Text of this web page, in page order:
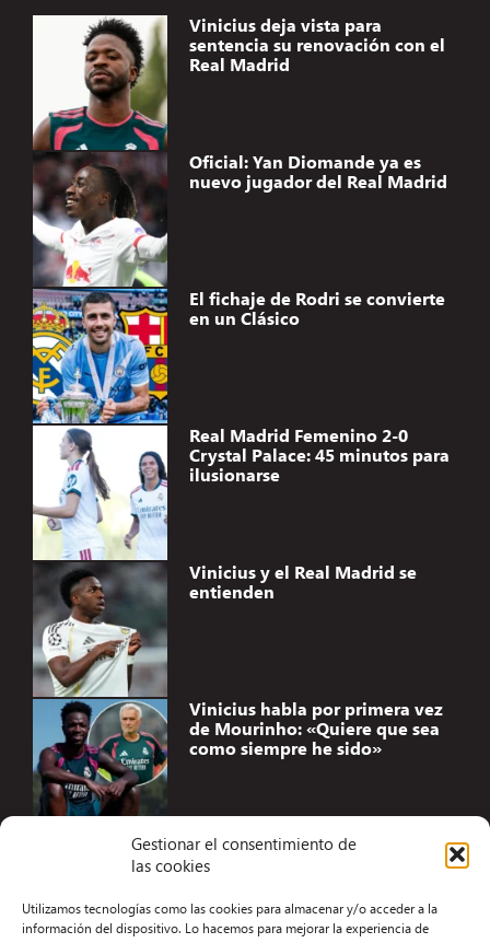
Gestionar el consentimiento de
las cookies
Utilizamos tecnologías como las cookies para almacenar y/o acceder a la
información del dispositivo. Lo hacemos para mejorar la experiencia de
Vinicius deja vista para
sentencia su renovación con el
Real Madrid
Oficial: Yan Diomande ya es
nuevo jugador del Real Madrid
El fichaje de Rodri se convierte
en un Clásico
Real Madrid Femenino 2-0
Crystal Palace: 45 minutos para
ilusionarse
Vinicius y el Real Madrid se
entienden
Vinicius habla por primera vez
de Mourinho: «Quiere que sea
como siempre he sido»
Aviso Legal